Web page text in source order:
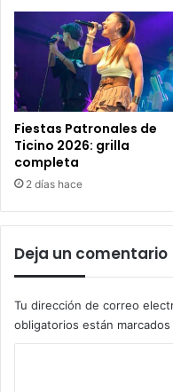
Fiestas Patronales de
Ticino 2026: grilla
completa
2 días hace
Deja un comentario
Tu dirección de correo
obligatorios están marcados